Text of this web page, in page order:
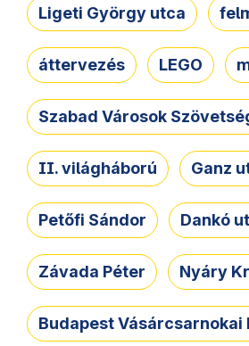
Ligeti György utca
áttervezés LEGO
Szabad Városok
II. világháború Ganz
Petőfi Sándor Dankó
Závada Péter Nyáry
Budapest Vásárcsarnokai